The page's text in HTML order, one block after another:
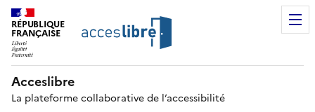
RÉPUBLIQUE
FRANÇAISE
Acceslibre
La plateforme collaborative de l’accessibilité